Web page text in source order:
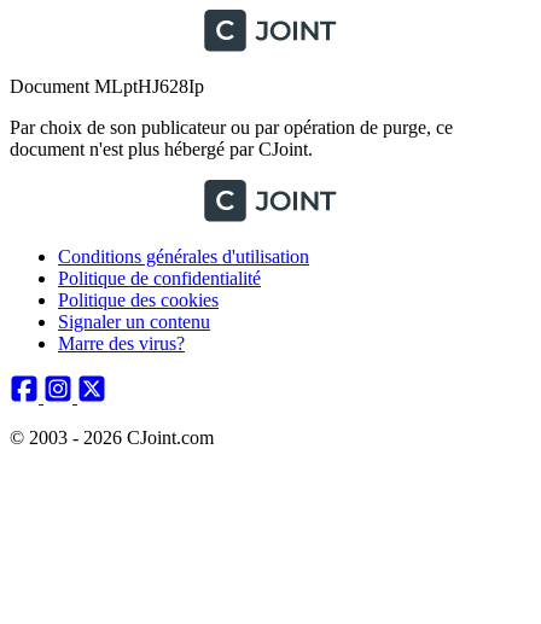
Document MLptHJ628Ip
Par choix de son publicateur ou par opération de purge, ce
document n'est plus hébergé par CJoint.
Conditions générales d'utilisation
Politique de confidentialité
Politique des cookies
Signaler un contenu
Marre des virus?
© 2003 - 2026 CJoint.com